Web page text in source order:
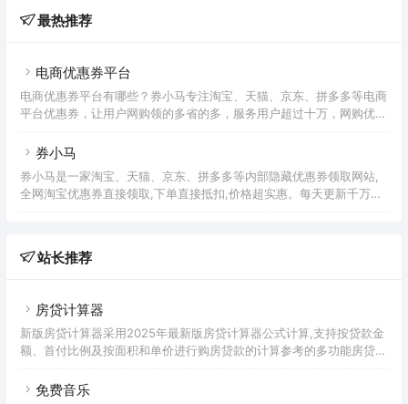
最热推荐
电商优惠券平台
电商优惠券平台有哪些？券小马专注淘宝、天猫、京东、拼多多等电商
平台优惠券，让用户网购领的多省的多，服务用户超过十万，网购优惠
券小马
券小马是一家淘宝、天猫、京东、拼多多等内部隐藏优惠券领取网站,
全网淘宝优惠券直接领取,下单直接抵扣,价格超实惠。每天更新千万淘
站长推荐
房贷计算器
新版房贷计算器采用2025年最新版房贷计算器公式计算,支持按贷款金
额、首付比例及按面积和单价进行购房贷款的计算参考的多功能房贷计
贷款利率、首付、月供明细等提供计算参考。
免费音乐